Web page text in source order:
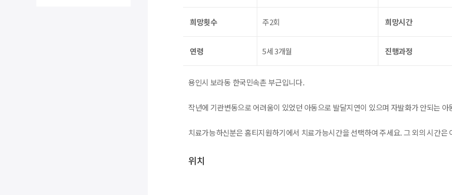
희망횟수 주2회 희망시간
연령 5세 3개월 진행과정
용인시 보라동 한국민속촌 부근입니다.
작년에 기관변동으로 어려움이 있었던 아동으로 발달지연이 있으며 자발화가 안되는 아
치료가능하신분은 홈티지원하기에서 치료가능시간을 선택하여 주세요. 그 외의 시간은
위치